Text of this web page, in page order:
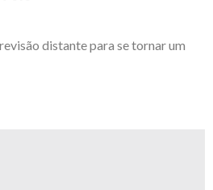
distante para se tornar um